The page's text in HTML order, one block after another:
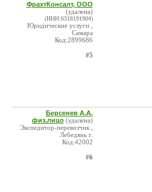
ФрахтКонсалт, ООО
(удалена)
(ИНН:6318191904)
Юридические услуги ,
Самара
Код:2899686
#5
Берсенев А.А.
физ.лицо (удалена)
Экспедитор-перевозчик ,
Лебедянь г.
Код:42002
#6